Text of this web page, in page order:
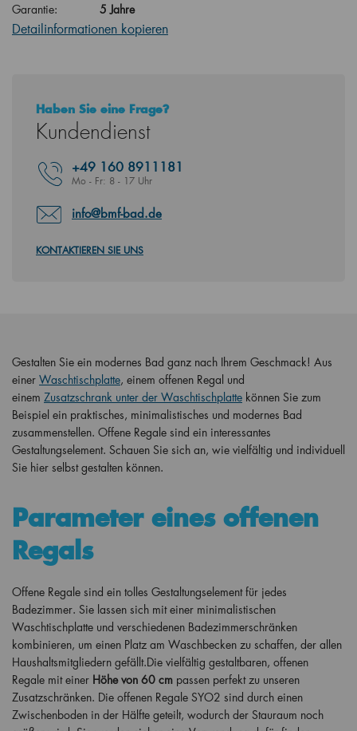
Garantie:
5 Jahre
Detailinformationen kopieren
Haben Sie eine Frage?
Kundendienst
+49 160 8911181
Mo - Fr: 8 - 17 Uhr
info@bmf-bad.de
KONTAKTIEREN SIE UNS
Gestalten Sie ein modernes Bad ganz nach Ihrem Geschmack! Aus
einer Waschtischplatte, einem offenen Regal und
einem Zusatzschrank unter der Waschtischplatte können Sie zum
Beispiel ein praktisches, minimalistisches und modernes Bad
zusammenstellen. Offene Regale sind ein interessantes
Gestaltungselement. Schauen Sie sich an, wie vielfältig und individuell
Sie hier selbst gestalten können.
Parameter eines offenen
Regals
Offene Regale sind ein tolles Gestaltungselement für jedes
Badezimmer. Sie lassen sich mit einer minimalistischen
Waschtischplatte und verschiedenen Badezimmerschränken
kombinieren, um einen Platz am Waschbecken zu schaffen, der allen
Haushaltsmitgliedern gefällt.Die vielfältig gestaltbaren, offenen
Regale mit einer Höhe von 60 cm passen perfekt zu unseren
Zusatzschränken. Die offenen Regale SYO2 sind durch einen
Zwischenboden in der Hälfte geteilt, wodurch der Stauraum noch